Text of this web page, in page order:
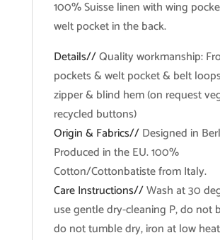
100% Suisse linen with wing
welt pocket in the back.
Details//Quality workmanship:
pockets & welt pocket & belt
zipper & blind hem (on request
recycled buttons)
Origin & Fabrics//Designed in
Produced in the EU. 100%
Cotton/Cottonbatiste from Italy.
Care Instructions//Wash at 30
use gentle dry-cleaning P, do not
do not tumble dry, iron at low heat